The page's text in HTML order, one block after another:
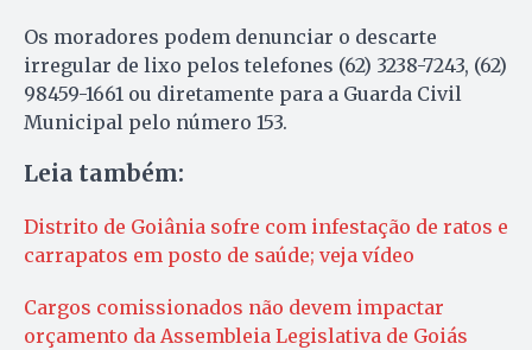
Os moradores podem denunciar o descarte
irregular de lixo pelos telefones (62) 3238-7243, (62)
98459-1661 ou diretamente para a Guarda Civil
Municipal pelo número 153.
Leia também:
Distrito de Goiânia sofre com infestação de ratos e
carrapatos em posto de saúde; veja vídeo
Cargos comissionados não devem impactar
orçamento da Assembleia Legislativa de Goiás